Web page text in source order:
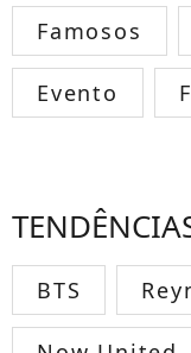
Famosos
Evento
BTS